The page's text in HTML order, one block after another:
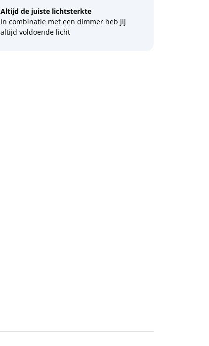
Altijd de juiste lichtsterkte
In combinatie met een dimmer heb jij
altijd voldoende licht